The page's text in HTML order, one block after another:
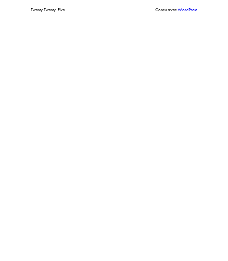
Twenty Twenty-Five Conçu avecWordPress